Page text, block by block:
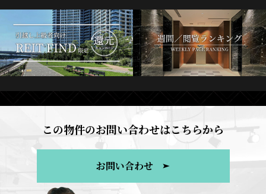
この物件のお問い合わせはこちらから
お問い合わせ